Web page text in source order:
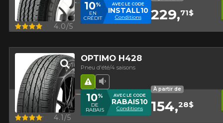
Aperçu 4.0/5
10%
EN
CRÉDIT
AVEC LE CODE
INSTALL10
Conditions 229,71$
OPTIMO H428
Pneu d'été/4 saisons
Faible niveau sonore
Hasard routier
Aperçu 4.1/5
10%
DE
RABAIS
AVEC LE CODE
RABAIS10
Conditions
À partir de
154,28$